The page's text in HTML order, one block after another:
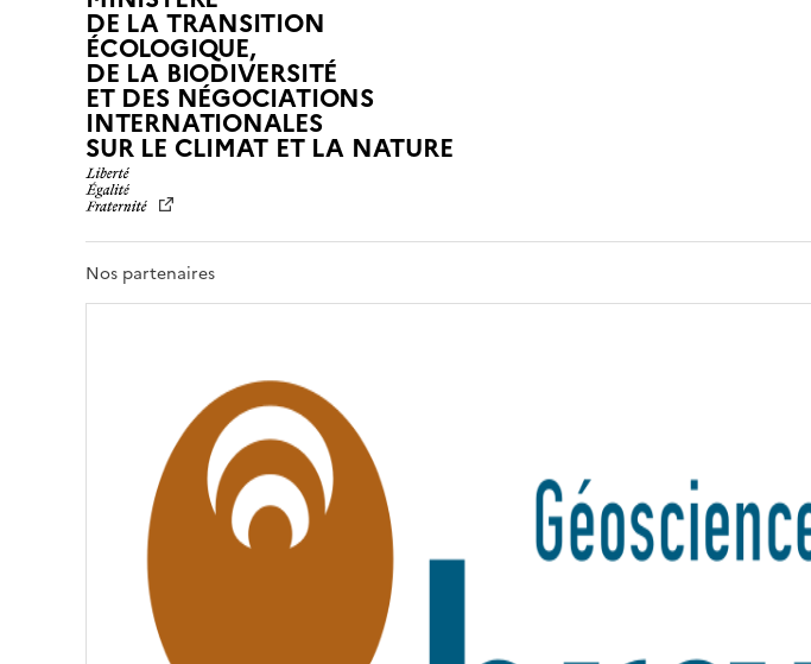
DE LA TRANSITION
ÉCOLOGIQUE,
DE LA BIODIVERSITÉ
ET DES NÉGOCIATIONS
INTERNATIONALES
SUR LE CLIMAT ET LA NATUREL
R
É
R
Nos partenaires